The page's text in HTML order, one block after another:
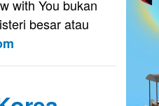
with You bukan
besar atau